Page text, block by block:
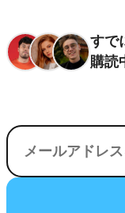
すで
購読
電子メール